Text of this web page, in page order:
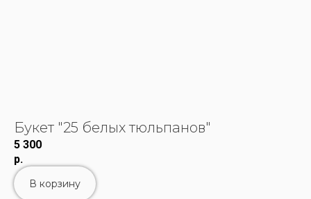
Букет "25 белых тюльпанов"
5 300
р.
В корзину